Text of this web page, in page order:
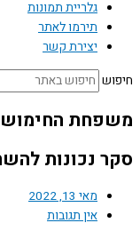
גלריית תמונות
תירמו לאתר
יצירת קשר
החימוש-
נכונות
מאי 13, 2022
אין תגובות